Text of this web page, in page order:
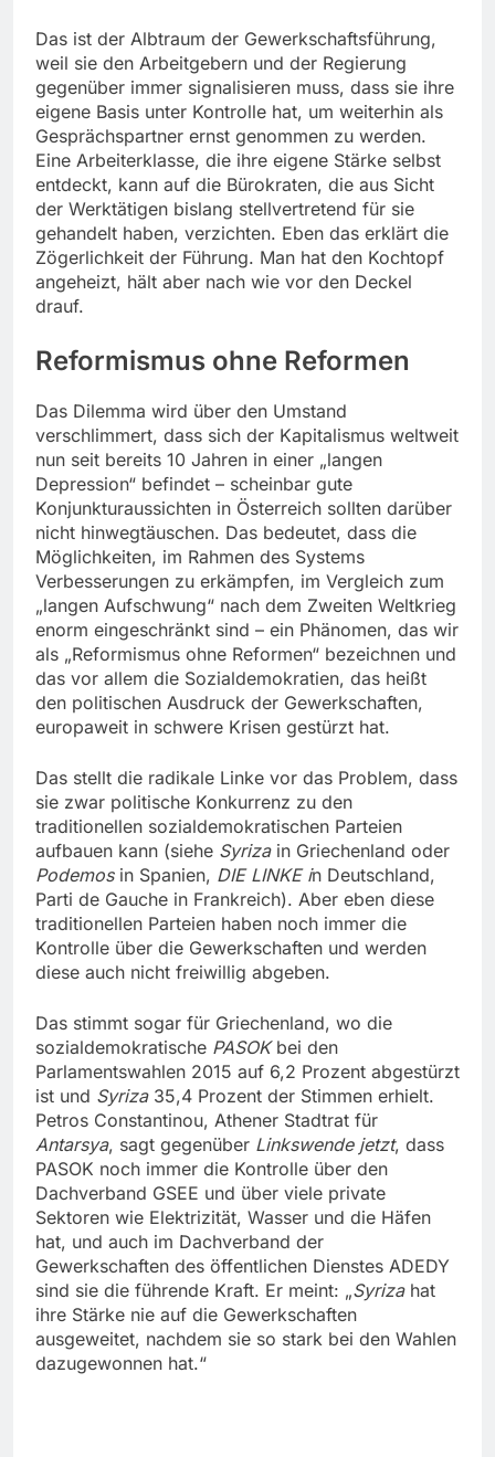
Das ist der Albtraum der Gewerkschaftsführung,
weil sie den Arbeitgebern und der Regierung
gegenüber immer signalisieren muss, dass sie ihre
eigene Basis unter Kontrolle hat, um weiterhin als
Gesprächspartner ernst genommen zu werden.
Eine Arbeiterklasse, die ihre eigene Stärke selbst
entdeckt, kann auf die Bürokraten, die aus Sicht
der Werktätigen bislang stellvertretend für sie
gehandelt haben, verzichten. Eben das erklärt die
Zögerlichkeit der Führung. Man hat den Kochtopf
angeheizt, hält aber nach wie vor den Deckel
drauf.
Reformismus ohne Reformen
Das Dilemma wird über den Umstand
verschlimmert, dass sich der Kapitalismus weltweit
nun seit bereits 10 Jahren in einer „langen
Depression“ befindet – scheinbar gute
Konjunkturaussichten in Österreich sollten darüber
nicht hinwegtäuschen. Das bedeutet, dass die
Möglichkeiten, im Rahmen des Systems
Verbesserungen zu erkämpfen, im Vergleich zum
„langen Aufschwung“ nach dem Zweiten Weltkrieg
enorm eingeschränkt sind – ein Phänomen, das wir
als „Reformismus ohne Reformen“ bezeichnen und
das vor allem die Sozialdemokratien, das heißt
den politischen Ausdruck der Gewerkschaften,
europaweit in schwere Krisen gestürzt hat.
Das stellt die radikale Linke vor das Problem, dass
sie zwar politische Konkurrenz zu den
traditionellen sozialdemokratischen Parteien
aufbauen kann (siehe Syrizain Griechenland oder
Podemosin Spanien, DIE LINKE in Deutschland,
Parti de Gauche in Frankreich). Aber eben diese
traditionellen Parteien haben noch immer die
Kontrolle über die Gewerkschaften und werden
diese auch nicht freiwillig abgeben.
Das stimmt sogar für Griechenland, wo die
sozialdemokratische PASOKbei den
Parlamentswahlen 2015 auf 6,2 Prozent abgestürzt
ist und Syriza35,4 Prozent der Stimmen erhielt.
Petros Constantinou, Athener Stadtrat für
Antarsya, sagt gegenüber Linkswende jetzt, dass
PASOK noch immer die Kontrolle über den
Dachverband GSEE und über viele private
Sektoren wie Elektrizität, Wasser und die Häfen
hat, und auch im Dachverband der
Gewerkschaften des öffentlichen Dienstes ADEDY
sind sie die führende Kraft. Er meint: „Syrizahat
ihre Stärke nie auf die Gewerkschaften
ausgeweitet, nachdem sie so stark bei den Wahlen
dazugewonnen hat.“